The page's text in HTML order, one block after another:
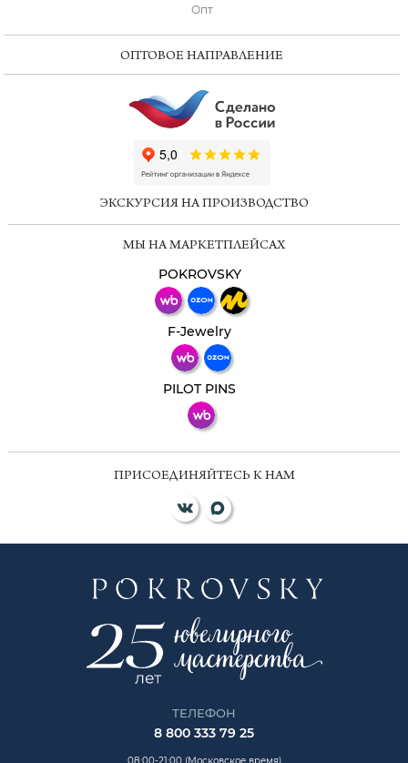
Опт
ОПТОВОЕ НАПРАВЛЕНИЕ
ЭКСКУРСИЯ НА ПРОИЗВОДСТВО
МЫ НА МАРКЕТПЛЕЙСАХ
POKROVSKY
F-Jewelry
PILOT PINS
ПРИСОЕДИНЯЙТЕСЬ К НАМ
ТЕЛЕФОН
8 800 333 79 25